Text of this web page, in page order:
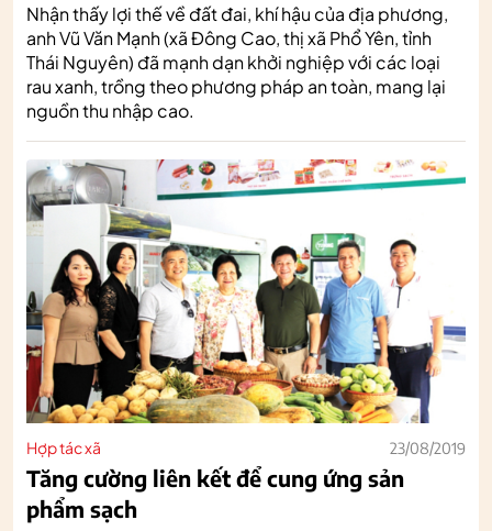
Nhận thấy lợi thế về đất đai, khí hậu của địa phương,
anh Vũ Văn Mạnh (xã Đông Cao, thị xã Phổ Yên, tỉnh
Thái Nguyên) đã mạnh dạn khởi nghiệp với các loại
rau xanh, trồng theo phương pháp an toàn, mang lại
nguồn thu nhập cao.
Hợp tác xã 23/08/2019
Tăng cường liên kết để cung ứng sản
phẩm sạch